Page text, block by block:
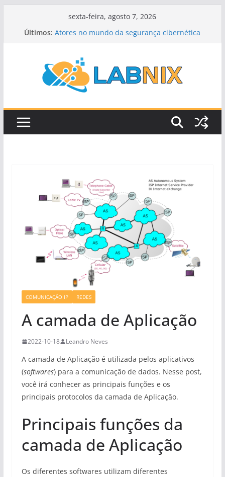
sexta-feira, agosto 7, 2026
Últimos: Atores no mundo da segurança cibernética
Roteamento por vetor de distância
Roteamento Dinâmico
COMUNICAÇÃO IP REDES
A camada de Aplicação
2022-10-18 Leandro Neves
A camada de Aplicação é utilizada pelos aplicativos
(softwares) para a comunicação de dados. Nesse post,
você irá conhecer as principais funções e os
principais protocolos da camada de Aplicação.
Principais funções da
camada de Aplicação
Os diferentes softwares utilizam diferentes